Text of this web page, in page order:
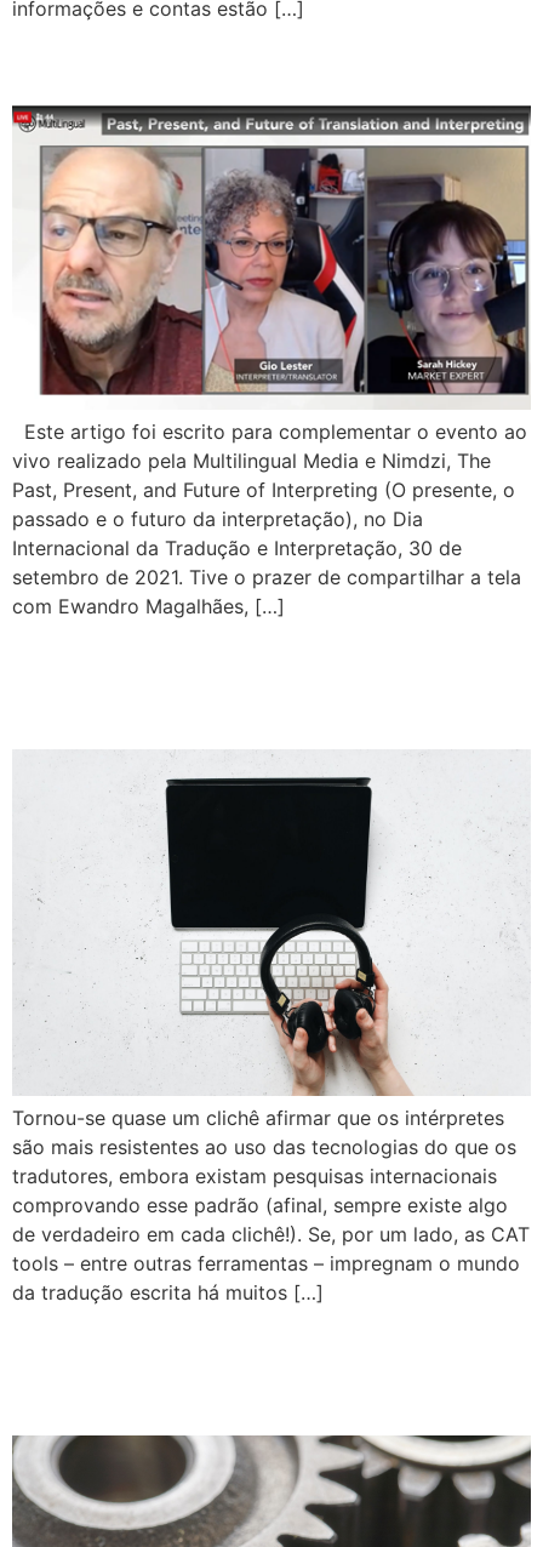
informações e contas estão […]
Este artigo foi escrito para complementar o evento ao
vivo realizado pela Multilingual Media e Nimdzi, The
Past, Present, and Future of Interpreting (O presente, o
passado e o futuro da interpretação), no Dia
Internacional da Tradução e Interpretação, 30 de
setembro de 2021. Tive o prazer de compartilhar a tela
com Ewandro Magalhães, […]
Tornou-se quase um clichê afirmar que os intérpretes
são mais resistentes ao uso das tecnologias do que os
tradutores, embora existam pesquisas internacionais
comprovando esse padrão (afinal, sempre existe algo
de verdadeiro em cada clichê!). Se, por um lado, as CAT
tools – entre outras ferramentas – impregnam o mundo
da tradução escrita há muitos […]